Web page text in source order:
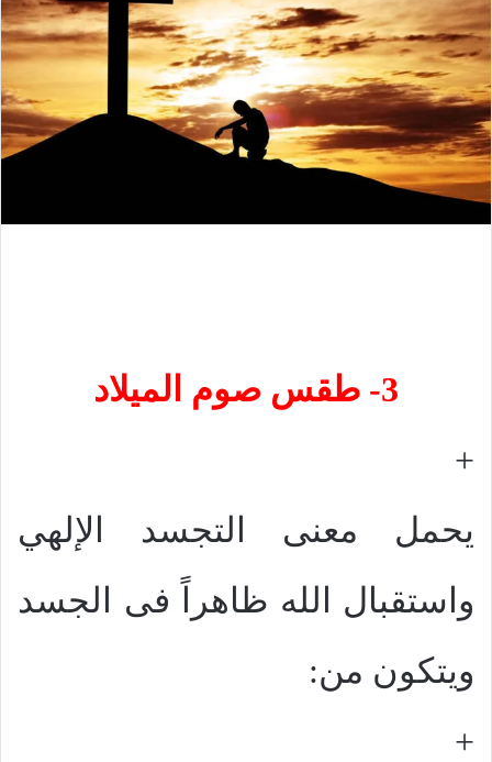
3- طقس صوم الميلاد
+
يحمل معنى التجسد الإلهي
واستقبال الله ظاهراً فى الجسد
ويتكون من:
+